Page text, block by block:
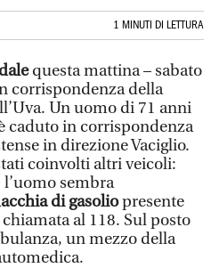
1 MINUTI DI LETTURA
questa mattina – sabato
corrispondenza della
Un uomo di 71 anni
caduto in corrispondenza
in direzione Vaciglio.
coinvolti altri veicoli:
sembra
di gasoliopresente
al 118. Sul posto
un mezzo della